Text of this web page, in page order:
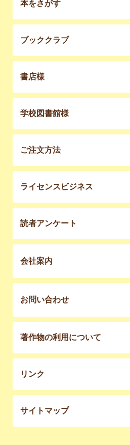
本をさがす
ブッククラブ
書店様
学校図書館様
ご注文方法
ライセンスビジネス
読者アンケート
会社案内
お問い合わせ
著作物の利用について
リンク
サイトマップ